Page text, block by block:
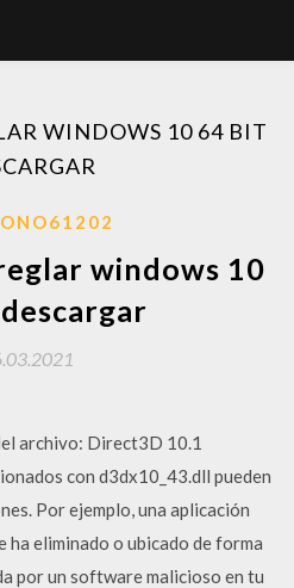
WINDOWS 10 64 BIT
windows 10
archivo: Direct3D 10.1
con d3dx10_43.dll pueden
Por ejemplo, una aplicación
ha eliminado o ubicado de forma
por un software malicioso en tu